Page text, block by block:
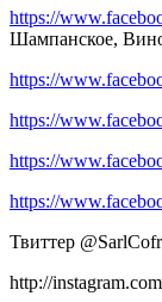
https://
Шампанское,
https://
https://
https://
https://
Твиттер
http://